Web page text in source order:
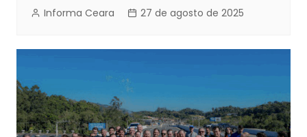
Informa Ceara 27 de agosto de 2025